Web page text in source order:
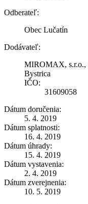
Odberateľ:
Obec Lučatín
Dodávateľ:
MIROMAX, s.r.o.,
Bystrica
IČO:
31609058
Dátum doručenia:
5. 4. 2019
Dátum splatnosti:
16. 4. 2019
Dátum úhrady:
15. 4. 2019
Dátum vystavenia:
2. 4. 2019
Dátum zverejnenia:
10. 5. 2019